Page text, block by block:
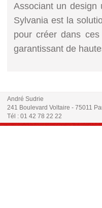
Associant un design
Sylvania est la
pour créer dans
garantissant de
André Sudrie
241 Boulevard Voltaire - 75011
Tél : 01 42 78 22 22